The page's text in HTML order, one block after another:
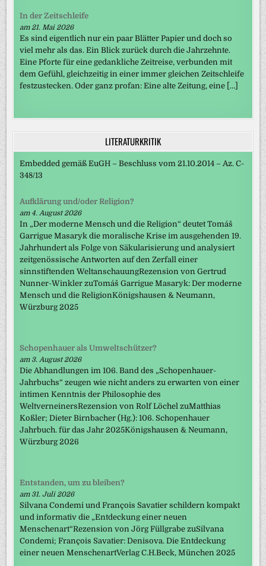
In der Zeitschleife
am 21. Mai 2026
Es sind eigentlich nur ein paar Blätter Papier und doch so
viel mehr als das. Ein Blick zurück durch die Jahrzehnte.
Eine Pforte für eine gedankliche Zeitreise, verbunden mit
dem Gefühl, gleichzeitig in einer immer gleichen Zeitschleife
festzustecken. Oder ganz profan: Eine alte Zeitung, eine […]
LITERATURKRITIK
Embedded gemäß EuGH – Beschluss vom 21.10.2014 – Az. C-
348/13
Aufklärung und/oder Religion?
am 4. August 2026
In „Der moderne Mensch und die Religion“ deutet Tomáš
Garrigue Masaryk die moralische Krise im ausgehenden 19.
Jahrhundert als Folge von Säkularisierung und analysiert
zeitgenössische Antworten auf den Zerfall einer
sinnstiftenden WeltanschauungRezension von Gertrud
Nunner-Winkler zuTomáš Garrigue Masaryk: Der moderne
Mensch und die ReligionKönigshausen & Neumann,
Würzburg 2025
Schopenhauer als Umweltschützer?
am 3. August 2026
Die Abhandlungen im 106. Band des „Schopenhauer-
Jahrbuchs“ zeugen wie nicht anders zu erwarten von einer
intimen Kenntnis der Philosophie des
WeltverneinersRezension von Rolf Löchel zuMatthias
Koßler; Dieter Birnbacher (Hg.): 106. Schopenhauer
Jahrbuch. für das Jahr 2025Königshausen & Neumann,
Würzburg 2026
Entstanden, um zu bleiben?
am 31. Juli 2026
Silvana Condemi und François Savatier schildern kompakt
und informativ die „Entdeckung einer neuen
Menschenart“Rezension von Jörg Füllgrabe zuSilvana
Condemi; François Savatier: Denisova. Die Entdeckung
einer neuen MenschenartVerlag C.H.Beck, München 2025